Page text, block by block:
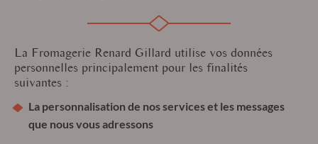
La Fromagerie Renard Gillard utilise vos données
personnelles principalement pour les finalités
suivantes :
La personnalisation de nos services et les messages
que nous vous adressons